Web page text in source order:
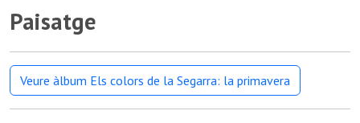
Paisatge
Veure àlbum Els colors de la Segarra: la primavera